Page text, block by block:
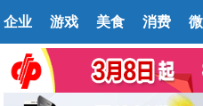
企业 游戏 美食 消费